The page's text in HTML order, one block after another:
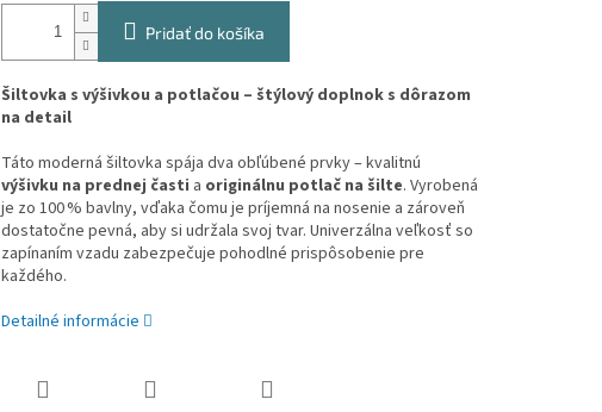
Pridať do košíka
Šiltovka s výšivkou a potlačou – štýlový doplnok s dôrazom
na detail
Táto moderná šiltovka spája dva obľúbené prvky – kvalitnú
výšivku na prednej časti a originálnu potlač na šilte. Vyrobená
je zo 100 % bavlny, vďaka čomu je príjemná na nosenie a zároveň
dostatočne pevná, aby si udržala svoj tvar. Univerzálna veľkosť so
zapínaním vzadu zabezpečuje pohodlné prispôsobenie pre
každého.
Detailné informácie